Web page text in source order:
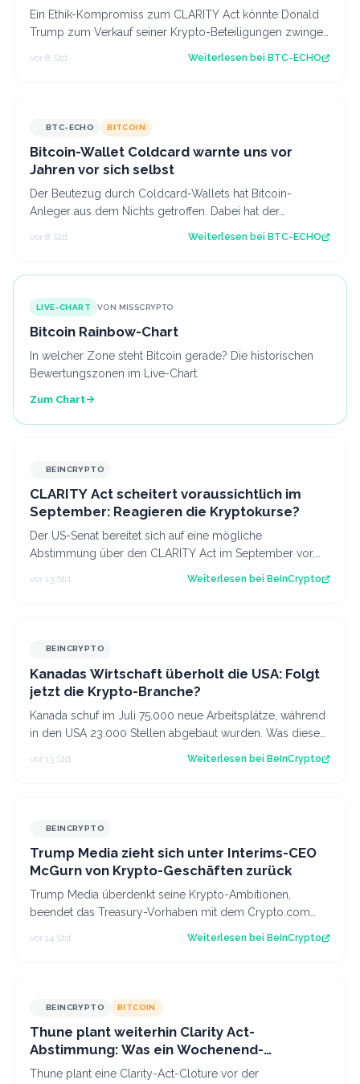
Ein Ethik-Kompromiss zum CLARITY Act könnte Donald
Trump zum Verkauf seiner Krypto-Beteiligungen zwingen
vor 8 Std. Weiterlesen bei BTC-ECHO
BTC-ECHO BITCOIN
Bitcoin-Wallet Coldcard warnte uns vor
Jahren vor sich selbst
Der Beutezug durch Coldcard-Wallets hat Bitcoin-
Anleger aus dem Nichts getroffen. Dabei hat der
Hersteller offenbar seine eigene Warnung ign…
vor 8 Std. Weiterlesen bei BTC-ECHO
LIVE-CHART VON MISSCRYPTO
Bitcoin Rainbow-Chart
In welcher Zone steht Bitcoin gerade? Die historischen
Bewertungszonen im Live-Chart.
Zum Chart
BEINCRYPTO
CLARITY Act scheitert voraussichtlich im
September: Reagieren die Kryptokurse?
Der US-Senat bereitet sich auf eine mögliche
Abstimmung über den CLARITY Act im September vor,
obwohl weiterhin die nötige Unterstützung feh…
vor 13 Std. Weiterlesen bei BeInCrypto
BEINCRYPTO
Kanadas Wirtschaft überholt die USA: Folgt
jetzt die Krypto-Branche?
Kanada schuf im Juli 75.000 neue Arbeitsplätze, während
in den USA 23.000 Stellen abgebaut wurden. Was diese
vor 13 Std. Weiterlesen bei BeInCrypto
BEINCRYPTO
Trump Media zieht sich unter Interims-CEO
McGurn von Krypto-Geschäften zurück
Trump Media überdenkt seine Krypto-Ambitionen,
beendet das Treasury-Vorhaben mit dem Crypto.com
vor 14 Std. Weiterlesen bei BeInCrypto
BEINCRYPTO BITCOIN
Thune plant weiterhin Clarity Act-
Abstimmung: Was ein Wochenend-
Überraschung für Bitcoin bedeuten könnte
Thune plant eine Clarity-Act-Cloture vor der